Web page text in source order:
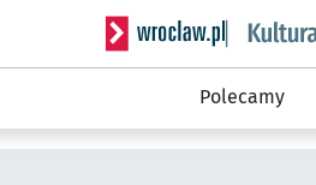
Serwis informacyjny
Polecamy